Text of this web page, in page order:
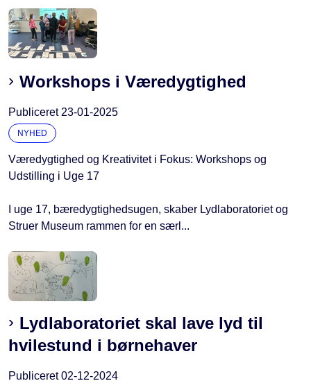
Workshops i Væredygtighed
Publiceret 23-01-2025
NYHED
Væredygtighed og Kreativitet i Fokus: Workshops og
Udstilling i Uge 17
I uge 17, bæredygtighedsugen, skaber Lydlaboratoriet og
Struer Museum rammen for en særl...
Lydlaboratoriet skal lave lyd til
hvilestund i børnehaver
Publiceret02-12-2024